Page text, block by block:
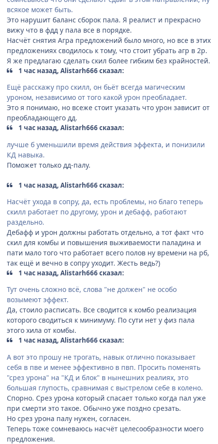
всякое может быть.
Это нарушит баланс сборок пала. Я реалист и прекрасно
вижу что в фдд у пала все в порядке.
Насчёт снятия Агра предложений было много, но все в этих
предложениях сводилось к тому, что стоит убрать агр в 2р.
Я же предлагаю сделать скил более гибким без крайностей.
1 час назад, Alistarh666 сказал:
Ещё расскажу про скилл, он бьёт всегда магическим
уроном, независимо от того какой урон преобладает.
Это я понимаю, но всеже стоит указать что урон зависит от
преобладающего дд.
1 час назад, Alistarh666 сказал:
лучше б уменьшили время действия эффекта, и понизили
КД навыка.
Поможет только дд-палу.
1 час назад, Alistarh666 сказал:
Насчёт ухода в сопру, да, есть проблемы, но благо теперь
скилл работает по другому, урон и дебафф, работают
раздельно.
Дебафф и урон должны работать отдельно, а тот факт что
скил для комбы и повышения выживаемости паладина и
пати мало того что работает всего полов ну времени на рб,
так ещё и вечно в сопру уходит. Жесть ведь?)
1 час назад, Alistarh666 сказал:
Тут очень сложно всё, слова "не должен" не особо
возымеют эффект.
Да, стоило расписать. Все сводится к комбо реализация
которого сводиться к минимуму. По сути нет у физ пала
этого хила от комбы.
1 час назад, Alistarh666 сказал:
А вот это прошу не трогать, навык отлично показывает
себя в пве и менее эффективно в пвп. Просить поменять
"срез урона" на "КД и блок" в нынешних реалиях, это
большая глупость, сравнимая с выстрелом себе в колено.
Спорно. Срез урона который спасает только когда пал уже
при смерти это такое. Обычно уже поздно срезать.
Но срез урона палу нужен, согласен.
Теперь тоже сомневаюсь насчёт целесообразности моего
предложения.